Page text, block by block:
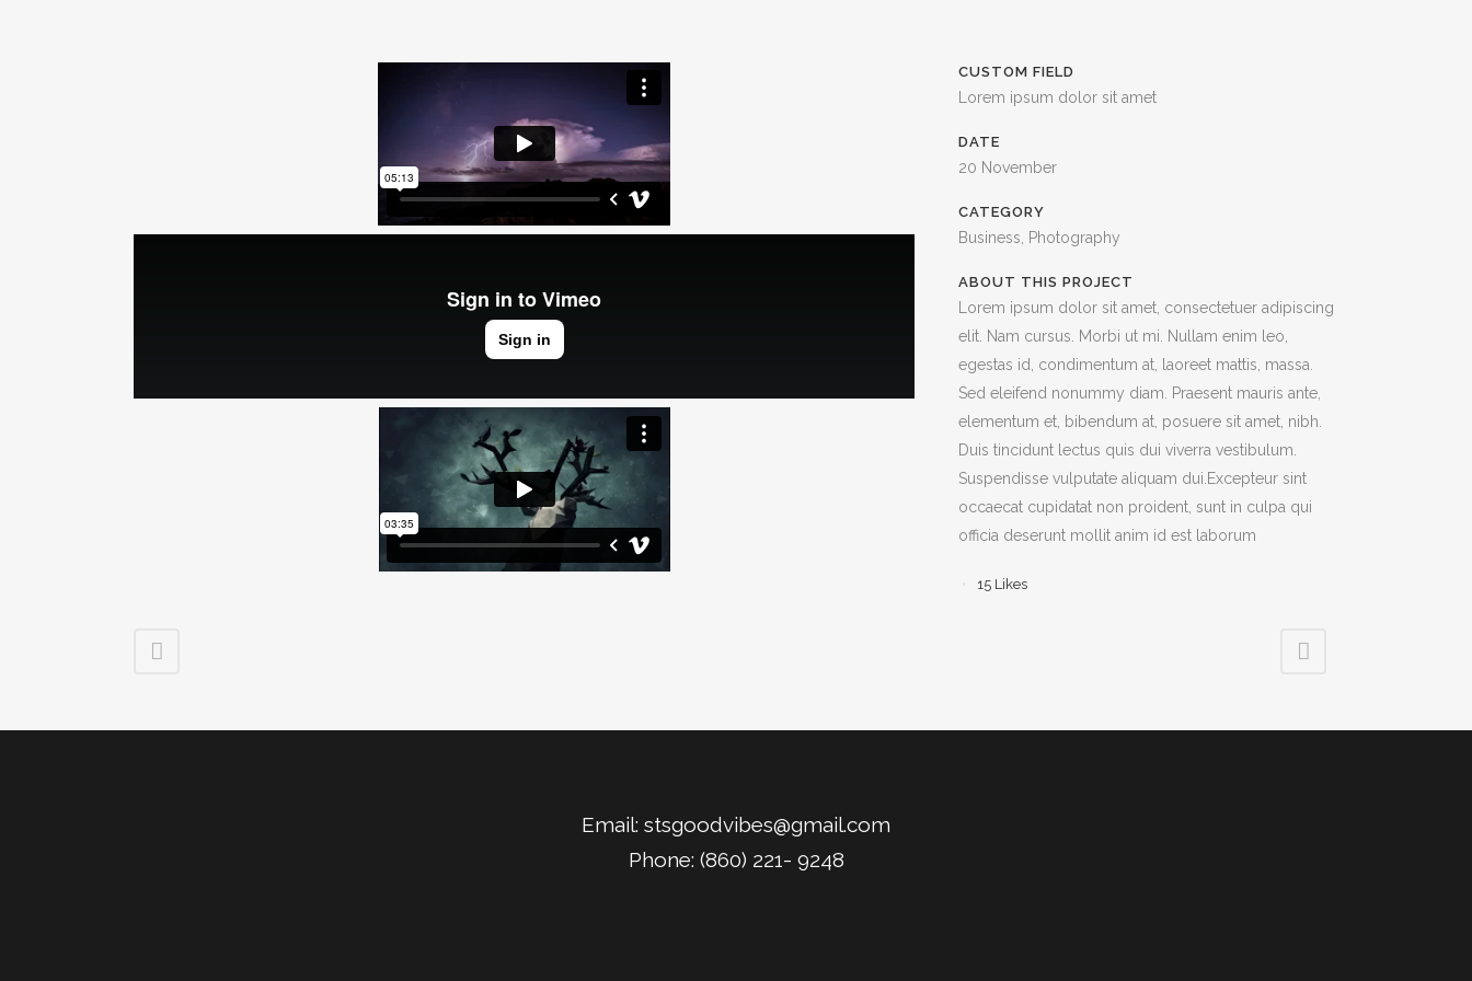
CUSTOM FIELD
Lorem ipsum dolor sit amet
DATE
20 November
CATEGORY
Business, Photography
ABOUT THIS PROJECT
Lorem ipsum dolor sit amet, consectetuer adipiscing
elit. Nam cursus. Morbi ut mi. Nullam enim leo,
egestas id, condimentum at, laoreet mattis, massa.
Sed eleifend nonummy diam. Praesent mauris ante,
elementum et, bibendum at, posuere sit amet, nibh.
Duis tincidunt lectus quis dui viverra vestibulum.
Suspendisse vulputate aliquam dui.Excepteur sint
occaecat cupidatat non proident, sunt in culpa qui
officia deserunt mollit anim id est laborum
15 Likes
Email: stsgoodvibes@gmail.com
Phone: (860) 221- 9248